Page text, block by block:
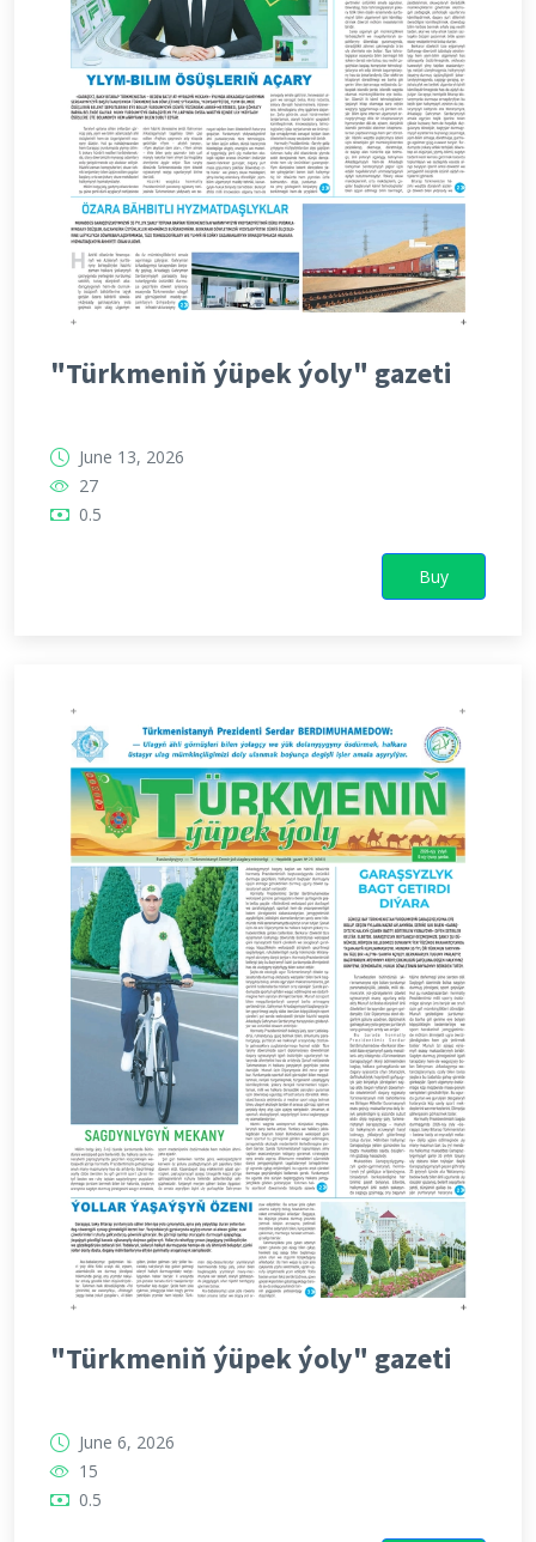
"Türkmeniň ýüpek ýoly" gazeti
June 13, 2026
27
0.5
Buy
"Türkmeniň ýüpek ýoly" gazeti
June 6, 2026
15
0.5